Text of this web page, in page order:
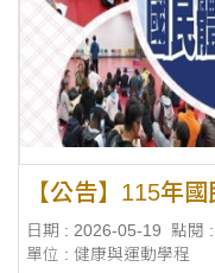
【公告】115年
日期 : 2026-05-19
點閱
單位 : 健康與運動學程